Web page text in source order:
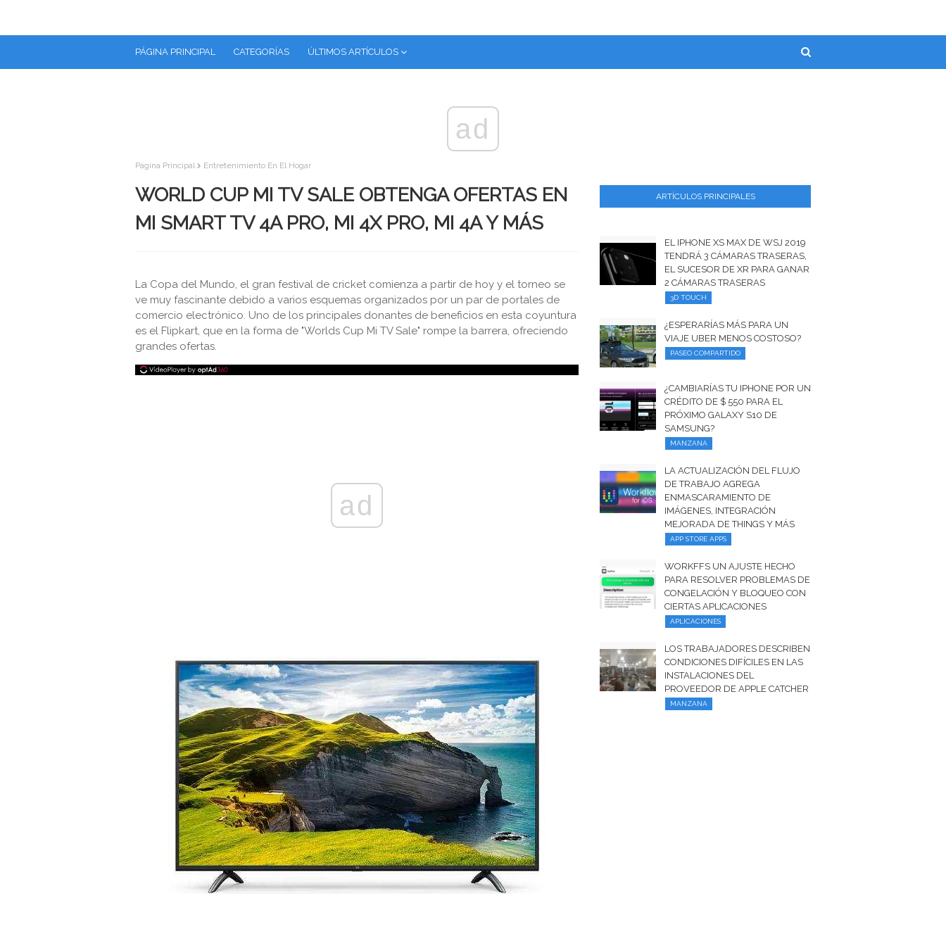
PÁGINA PRINCIPAL CATEGORÍAS ÚLTIMOS ARTÍCULOS
ad
Página Principal Entretenimiento En El Hogar
WORLD CUP MI TV SALE OBTENGA OFERTAS EN
MI SMART TV 4A PRO, MI 4X PRO, MI 4A Y MÁS
La Copa del Mundo, el gran festival de cricket comienza a partir de hoy y el torneo se
ve muy fascinante debido a varios esquemas organizados por un par de portales de
comercio electrónico. Uno de los principales donantes de beneficios en esta coyuntura
es el Flipkart, que en la forma de "Worlds Cup Mi TV Sale" rompe la barrera, ofreciendo
grandes ofertas.
ad
ARTÍCULOS PRINCIPALES
EL IPHONE XS MAX DE WSJ 2019
TENDRÁ 3 CÁMARAS TRASERAS,
EL SUCESOR DE XR PARA GANAR
2 CÁMARAS TRASERAS
3D TOUCH
¿ESPERARÍAS MÁS PARA UN
VIAJE UBER MENOS COSTOSO?
PASEO COMPARTIDO
¿CAMBIARÍAS TU IPHONE POR UN
CRÉDITO DE $ 550 PARA EL
PRÓXIMO GALAXY S10 DE
SAMSUNG?
MANZANA
LA ACTUALIZACIÓN DEL FLUJO
DE TRABAJO AGREGA
ENMASCARAMIENTO DE
IMÁGENES, INTEGRACIÓN
MEJORADA DE THINGS Y MÁS
APP STORE APPS
WORKFFS UN AJUSTE HECHO
PARA RESOLVER PROBLEMAS DE
CONGELACIÓN Y BLOQUEO CON
CIERTAS APLICACIONES
APLICACIONES
LOS TRABAJADORES DESCRIBEN
CONDICIONES DIFÍCILES EN LAS
INSTALACIONES DEL
PROVEEDOR DE APPLE CATCHER
MANZANA